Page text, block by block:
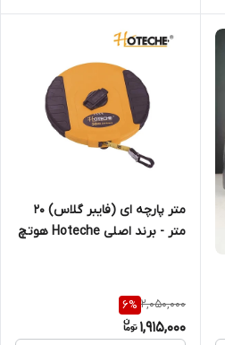
متر پارچه ای (فایبر گلاس) 20
متر - برند اصلی Hoteche هوتچ
2,050,000
6%
1,915,000